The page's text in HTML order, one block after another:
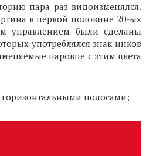
пара раз видоизменялся.
в первой половине 20-ых
управлением были сделаны
употреблялся знак инков
наровне с этим цвета
горизонтальными полосами;